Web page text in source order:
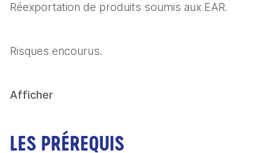
Réexportation de produits soumis aux EAR.
Risques encourus.
Afficher
LES PRÉREQUIS